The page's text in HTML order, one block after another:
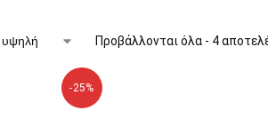
Προβάλλονται όλα - 4
-25%